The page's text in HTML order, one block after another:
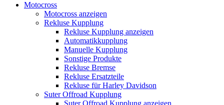
Motocross
Motocross anzeigen
Rekluse Kupplung
Rekluse Kupplung anzeigen
Automatikkupplung
Manuelle Kupplung
Sonstige Produkte
Rekluse Bremse
Rekluse Ersatzteile
Rekluse für Harley Davidson
Suter Offroad Kupplung
Suter Offroad Kupplung anzeigen